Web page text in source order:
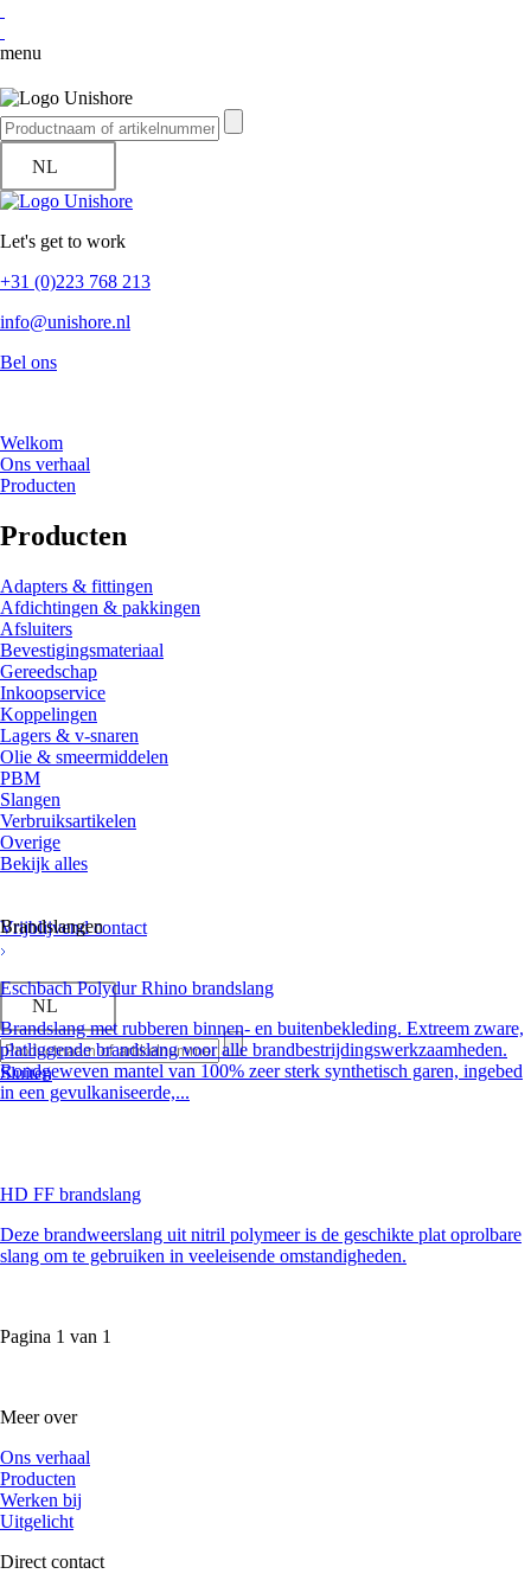
menu
NL
Let's get to work
+31 (0)223 768 213
info@unishore.nl
Bel ons
Welkom
Ons verhaal
Producten
Producten
Adapters & fittingen
Afdichtingen & pakkingen
Afsluiters
Bevestigingsmateriaal
Gereedschap
Inkoopservice
Koppelingen
Lagers & v-snaren
Olie & smeermiddelen
PBM
Slangen
Verbruiksartikelen
Overige
Bekijk alles
Vrijblijvend contact
NL
Sluiten
Brandslangen
Eschbach Polydur Rhino brandslang
Brandslang met rubberen binnen- en buitenbekleding. Extreem zware,
platliggende brandslang voor alle brandbestrijdingswerkzaamheden.
Rondgeweven mantel van 100% zeer sterk synthetisch garen, ingebed
in een gevulkaniseerde,...
HD FF brandslang
Deze brandweerslang uit nitril polymeer is de geschikte plat oprolbare
slang om te gebruiken in veeleisende omstandigheden.
Pagina 1 van 1
Meer over
Ons verhaal
Producten
Werken bij
Uitgelicht
Direct contact